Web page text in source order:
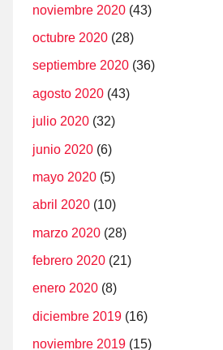
noviembre 2020 (43)
octubre 2020 (28)
septiembre 2020 (36)
agosto 2020 (43)
julio 2020 (32)
junio 2020 (6)
mayo 2020 (5)
abril 2020 (10)
marzo 2020 (28)
febrero 2020 (21)
enero 2020 (8)
diciembre 2019 (16)
noviembre 2019 (15)